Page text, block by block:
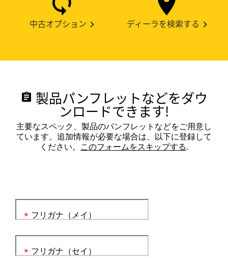
中古オプション ディーラを検索する
assignment 製品パンフレットなどをダウ
ンロードできます!
主要なスペック、製品のパンフレットなどをご用意し
ています。追加情報が必要な場合は、以下に登録して
ください。 このフォームをスキップする.
フリガナ（メイ）
*
フリガナ（セイ）
*